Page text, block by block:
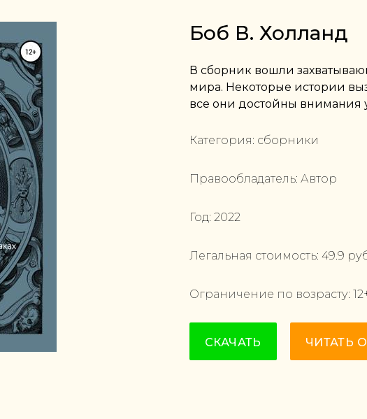
Боб В. Холланд
В сборник вошли
мира. Некоторые истории
все они достойны внимания
Категория: сборники
Правообладатель: Автор
Год: 2022
Легальная стоимость: 49.9
Ограничение по возрасту: 12
СКАЧАТЬ ЧИТАТЬ